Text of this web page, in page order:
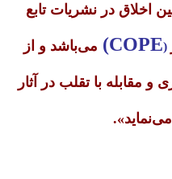
اخلاق در نشریات تابع
(
COPE) می‌باشد و از
و مقابله با تقلب در آثار